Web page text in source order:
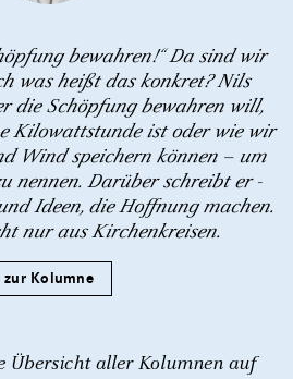
bewahren!“ Da sind wir
was heißt das konkret? Nils
die Schöpfung bewahren will,
Kilowattstunde ist oder wie wir
Wind speichern können – um
nennen. Darüber schreibt er -
Ideen, die Hoffnung machen.
nur aus Kirchenkreisen.
zur Kolumne
Übersicht aller Kolumnen auf